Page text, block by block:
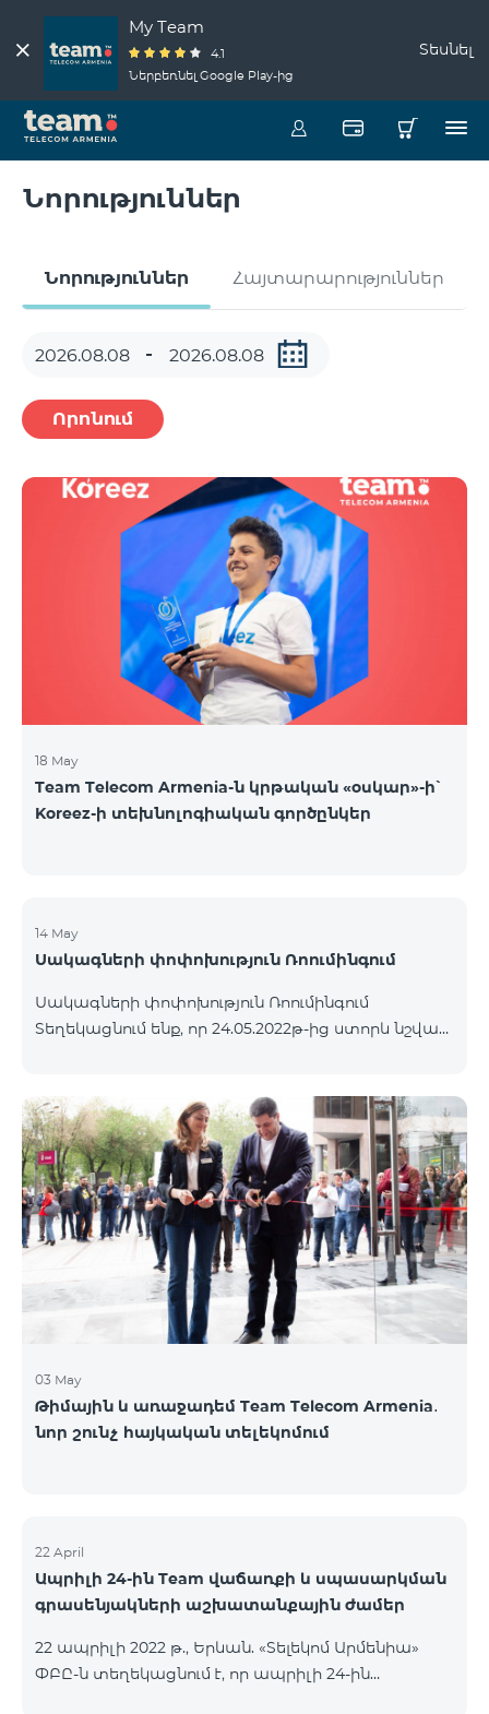
My Team
4.1
Ներբեռնել Google Play-ից
Տեսնել
Նորություններ
Նորություններ Հայտարարություններ
Որոնում
18 May
Team Telecom Armenia-ն կրթական «օսկար»-ի՝
Koreez-ի տեխնոլոգիական գործընկեր
14 May
Սակագների փոփոխություն Ռոումինգում
Սակագների փոփոխություն Ռոումինգում
Տեղեկացնում ենք, որ 24.05.2022թ-ից ստորև նշված
զանգեր դեպի Հայաստան՝ 2500 դրամ/րոպե
Ելքային զանգեր Միջազգային՝ 2500 դրամ/րոպե
Ելքային զանգեր տեղական՝ 800 դրամ/րոպե SMS՝
500 դրամ Ինտերնետ՝ 8000 դրամ/ՄԲ Երկրների
ցանկ՝ Անգոլա, Բերմուդյան կղզիներ, Բահամյան
կղզիներ, Բուրկինա Ֆասո, Դոմինիկյան
Հանրապետություն, Կաբո Վերդե, Կուբա,
Հասարակածային Գվինեա, Եթովպիա, Գամբիա,
Գվինեա
03 May
Թիմային և առաջադեմ Team Telecom Armenia․
նոր շունչ հայկական տելեկոմում
22 April
Ապրիլի 24-ին Team վաճառքի և սպասարկման
գրասենյակների աշխատանքային ժամեր
22 ապրիլի 2022 թ., Երևան. «Տելեկոմ Արմենիա»
ՓԲԸ-ն տեղեկացնում է, որ ապրիլի 24-ին